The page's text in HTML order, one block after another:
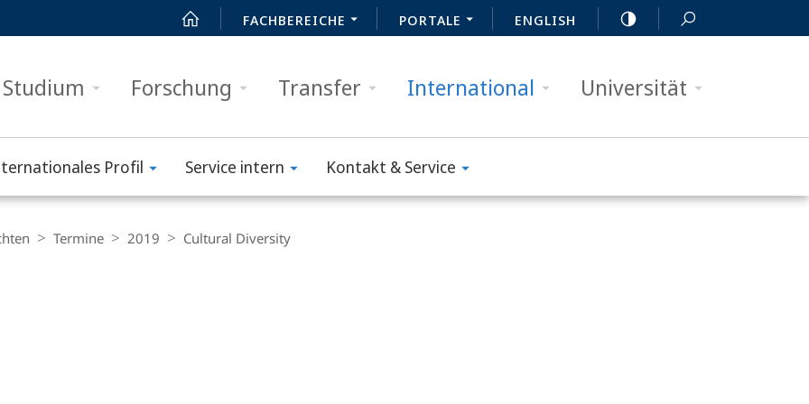
FACHBEREICHE PORTALE ENGLISH
Studium Forschung Transfer International Universität
Profil Service intern Kontakt & Service
Termine 2019 Cultural Diversity